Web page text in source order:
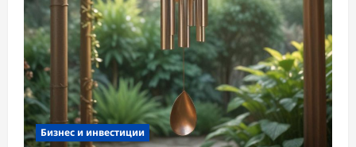
Бизнес и инвестиции